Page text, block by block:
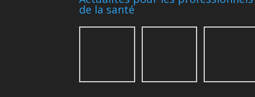
de la santé